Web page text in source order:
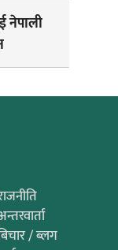
नेपाली
/ ब्लग